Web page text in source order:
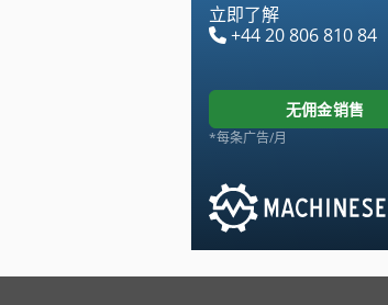
立即了解
+44 20 806 810 84
无佣金销售
*每条广告/月